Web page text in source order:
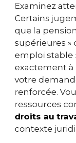
Examinez
Certains
que la
supérieures »
emploi stable
exactement à
votre
renforcée.
ressources
droits au
contexte